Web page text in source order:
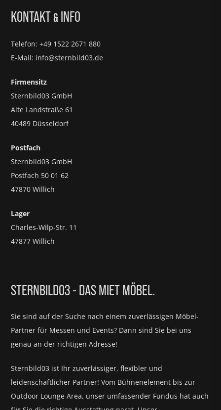
KONTAKT& INFO
Telefon: +49 1522 2671 880
E-Mail: info@sternbild03.de
Firmensitz
Sternbild03 GmbH
Alte Landstraße 61
40489 Düsseldorf
Postfach
Sternbild03 GmbH
Postfach 50 01 62
47870 Willich
Lager
Charles-Wilp-Str. 11
47877 Willich
STERNBILD03 - DAS MIET MÖBEL.
Sie sind auf der Suche nach einem zuverlässigen Möbel-
Partner für Messen und Events? Dann sind Sie bei uns
genau an der richtigen Adresse!
Sternbild03 ist Ihr zuverlässiger, flexibler und
leidenschaftlicher Partner! Vom Bühnenelement bis zur
Outdoor Lounge Area, unser umfassender Fundus hat auch